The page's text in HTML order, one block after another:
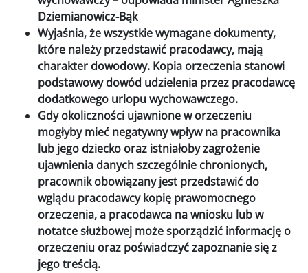
Dziemianowicz-Bąk
Wyjaśnia, że wszystkie wymagane dokumenty,
które należy przedstawić pracodawcy, mają
charakter dowodowy. Kopia orzeczenia stanowi
podstawowy dowód udzielenia przez pracodawcę
dodatkowego urlopu wychowawczego.
Gdy okoliczności ujawnione w orzeczeniu
mogłyby mieć negatywny wpływ na pracownika
lub jego dziecko oraz istniałoby zagrożenie
ujawnienia danych szczególnie chronionych,
pracownik obowiązany jest przedstawić do
wglądu pracodawcy kopię prawomocnego
orzeczenia, a pracodawca na wniosku lub w
notatce służbowej może sporządzić informację o
orzeczeniu oraz poświadczyć zapoznanie się z
jego treścią.